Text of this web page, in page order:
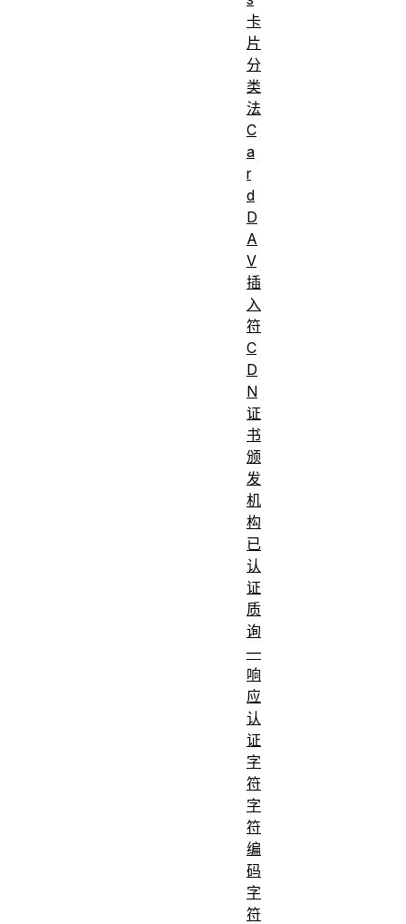
卡
片
分
类
法
C
a
r
d
D
A
V
插
入
符
C
D
N
证
书
颁
发
机
构
已
认
证
质
询
—
响
应
认
证
字
符
字
符
编
码
字
符